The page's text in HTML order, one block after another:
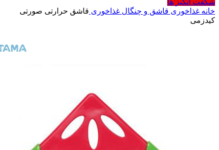
شگفت انگیز ها
خانه غذاخوری قاشق و چنگال غذاخوری قاشق حرارتی صورتی
کیدزمی